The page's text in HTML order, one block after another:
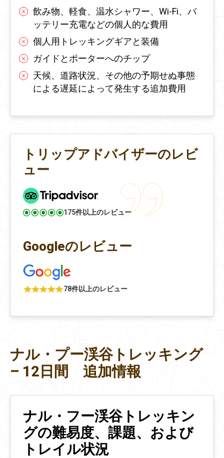
飲み物、軽食、温水シャワー、Wi-Fi、バ
ッテリー充電などの個人的な費用
個人用トレッキングギアと装備
ガイドとポーターへのチップ
天候、道路状況、その他の予期せぬ事態
による遅延によって発生する追加費用
トリップアドバイザーのレビ
ュー
175件以上のレビュー
Googleのレビュー
78件以上のレビュー
ナル・プー渓谷トレッキング
– 12日間 追加情報
ナル・フー渓谷トレッキン
グの難易度、課題、および
トレイル状況